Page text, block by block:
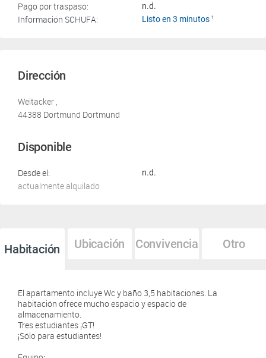
Pago por traspaso: n.d.
Información SCHUFA: Listo en 3 minutos 1
Dirección
Weitacker ,
44388 Dortmund Dortmund
Disponible
Desde el: n.d.
actualmente alquilado
Habitación Ubicación Convivencia Otro
El apartamento incluye Wc y baño 3,5 habitaciones. La
habitación ofrece mucho espacio y espacio de
almacenamiento.
Tres estudiantes ¡GT!
¡Sólo para estudiantes!